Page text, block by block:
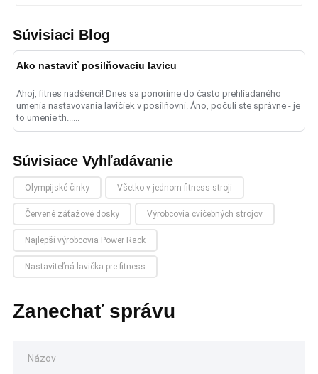
Súvisiaci Blog
Ako nastaviť posilňovaciu lavicu
Ahoj, fitnes nadšenci! Dnes sa ponoríme do často prehliadaného
umenia nastavovania lavičiek v posilňovni. Áno, počuli ste správne - je
to umenie th......
Súvisiace Vyhľadávanie
Olympijské činky Všetko v jednom fitness stroji
Červené záťažové dosky Výrobcovia cvičebných strojov
Najlepší výrobcovia Power Rack
Nastaviteľná lavička pre fitness
Zanechať správu